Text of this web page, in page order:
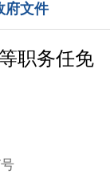
府文件
职务任免